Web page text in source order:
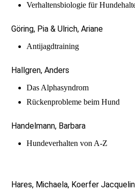
Verhaltensbiologie für
Göring, Pia & Ulrich, Ariane
Antijagdtraining
Hallgren, Anders
Das Alphasyndrom
Rückenprobleme beim Hund
Handelmann, Barbara
Hundeverhalten von A-Z
Hares, Michaela, Koerfer